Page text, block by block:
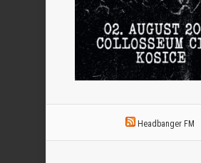
Headbanger FM